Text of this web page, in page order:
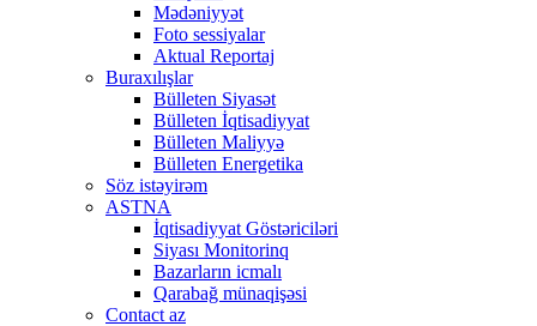
Mədəniyyət
Foto sessiyalar
Aktual Reportaj
Buraxılışlar
Bülleten Siyasət
Bülleten İqtisadiyyat
Bülleten Maliyyə
Bülleten Energetika
Söz istəyirəm
ASTNA
İqtisadiyyat Göstəriciləri
Siyası Monitorinq
Bazarların icmalı
Qarabağ münaqişəsi
Contact az